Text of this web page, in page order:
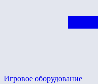
Игровое оборудование